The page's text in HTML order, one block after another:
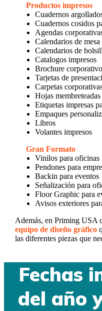
Productos impresos
Cuadernos
Cuadernos cosidos
Agendas
Calendarios de mesa
Calendarios de
Catalogos impresos
Brochure
Tarjetas de
Carpetas
Hojas membreteadas
Etiquetas impresas
Empaques
Libros
Volantes impresos
Gran Formato
Vinilos para oficinas
Pendones para
Backin para eventos
Señalización para
Floor Graphic para
Avisos exteriores
Además, en Priming USA
equipo de diseño gráfico
las diferentes piezas que
Fechas
del año